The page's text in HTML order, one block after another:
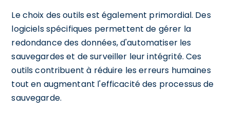
Le choix des outils est également primordial. Des
logiciels spécifiques permettent de gérer la
redondance des données, d'automatiser les
sauvegardes et de surveiller leur intégrité. Ces
outils contribuent à réduire les erreurs humaines
tout en augmentant l'efficacité des processus de
sauvegarde.